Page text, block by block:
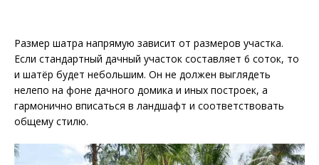
Размер шатра напрямую зависит от размеров участка.
Если стандартный дачный участок составляет 6 соток, то
и шатёр будет небольшим. Он не должен выглядеть
нелепо на фоне дачного домика и иных построек, а
гармонично вписаться в ландшафт и соответствовать
общему стилю.